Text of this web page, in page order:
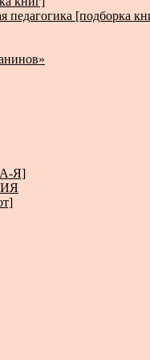
педагогика [подборка
Я]